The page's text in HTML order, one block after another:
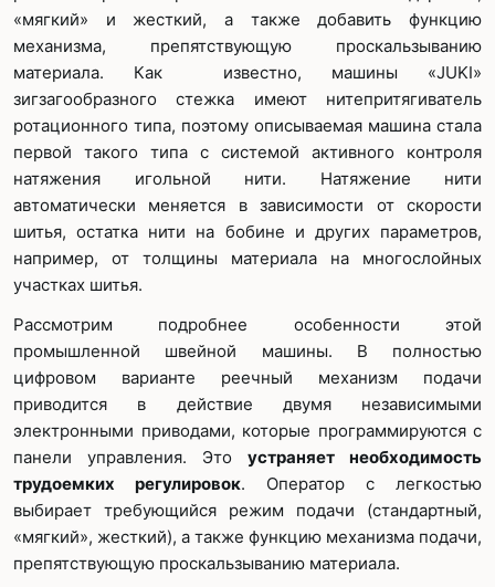
«мягкий» и жесткий, а также добавить функцию
механизма, препятствующую проскальзыванию
материала. Как известно, машины «JUKI»
зигзагообразного стежка имеют нитепритягиватель
ротационного типа, поэтому описываемая машина стала
первой такого типа с системой активного контроля
натяжения игольной нити. Натяжение нити
автоматически меняется в зависимости от скорости
шитья, остатка нити на бобине и других параметров,
например, от толщины материала на многослойных
участках шитья.
Рассмотрим подробнее особенности этой
промышленной швейной машины. В полностью
цифровом варианте реечный механизм подачи
приводится в действие двумя независимыми
электронными приводами, которые программируются с
панели управления. Это устраняет необходимость
трудоемких регулировок. Оператор с легкостью
выбирает требующийся режим подачи (стандартный,
«мягкий», жесткий), а также функцию механизма подачи,
препятствующую проскальзыванию материала.